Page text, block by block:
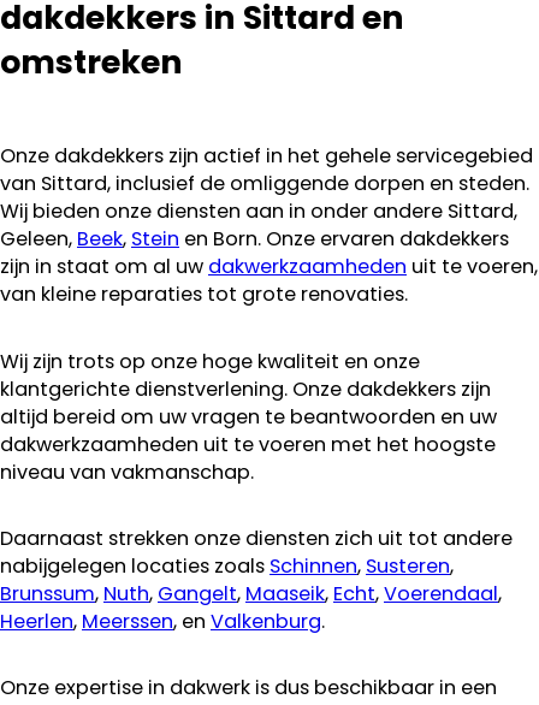
dakdekkers in Sittard en
omstreken
Onze dakdekkers zijn actief in het gehele servicegebied
van Sittard, inclusief de omliggende dorpen en steden.
Wij bieden onze diensten aan in onder andere Sittard,
Geleen, Beek, Stein en Born. Onze ervaren dakdekkers
zijn in staat om al uw dakwerkzaamheden uit te voeren,
van kleine reparaties tot grote renovaties.
Wij zijn trots op onze hoge kwaliteit en onze
klantgerichte dienstverlening. Onze dakdekkers zijn
altijd bereid om uw vragen te beantwoorden en uw
dakwerkzaamheden uit te voeren met het hoogste
niveau van vakmanschap.
Daarnaast strekken onze diensten zich uit tot andere
nabijgelegen locaties zoals Schinnen, Susteren,
Brunssum, Nuth, Gangelt, Maaseik, Echt,Voerendaal,
Heerlen, Meerssen, en Valkenburg.
Onze expertise in dakwerk is dus beschikbaar in een